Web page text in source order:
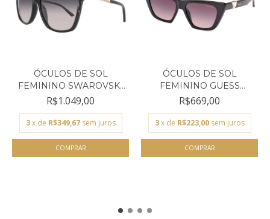
ÓCULOS DE SOL
FEMININO SWAROVSKI
PRETO Q...
R$1.049,00
3 x de R$349,67 sem juros
ÓCULOS DE SOL
FEMININO GUESS
PRETO GATIN...
R$669,00
3 x de R$223,00 sem juros